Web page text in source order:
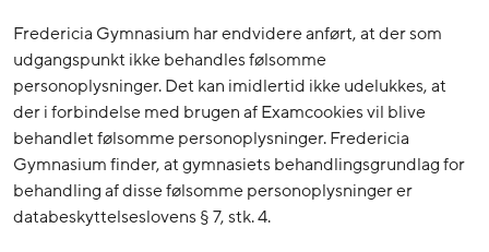
Fredericia Gymnasium har endvidere anført, at der som
udgangspunkt ikke behandles følsomme
personoplysninger. Det kan imidlertid ikke udelukkes, at
der i forbindelse med brugen af Examcookies vil blive
behandlet følsomme personoplysninger. Fredericia
Gymnasium finder, at gymnasiets behandlingsgrundlag for
behandling af disse følsomme personoplysninger er
databeskyttelseslovens § 7, stk. 4.